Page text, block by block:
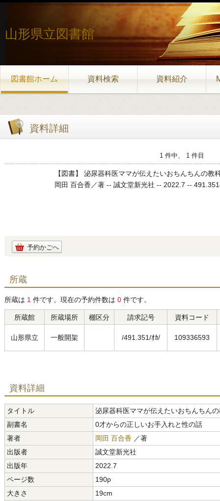
山形県立図書館
図書館ホーム 資料検索 資料紹介
資料詳細
1 件中、 1 件目
【図書】 泌尿器科医ママが伝えたいおちんちんの教
岡田 百合香／著 -- 誠文堂新光社 -- 2022.7 --
予約かごへ
所蔵
所蔵は 1 件です。現在の予約件数は 0 件です。
所蔵館 所蔵場所 棚区分 請求記号 資料コード
山形県立 一般開架 /491.351/ｵｶ/ 109336593
資料詳細
タイトル
泌尿器科医ママが伝えたいおちんちん
副書名
0才からの正しいお手入れと性の話
著者
岡田 百合香 ／著
出版者
誠文堂新光社
出版年
2022.7
ページ数
190p
大きさ
19cm